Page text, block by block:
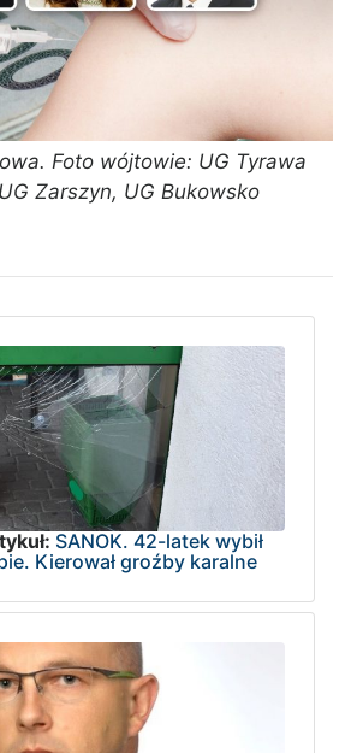
Foto wójtowie: UG Tyrawa
Zarszyn, UG Bukowsko
SANOK. 42-latek wybił
Kierował groźby karalne